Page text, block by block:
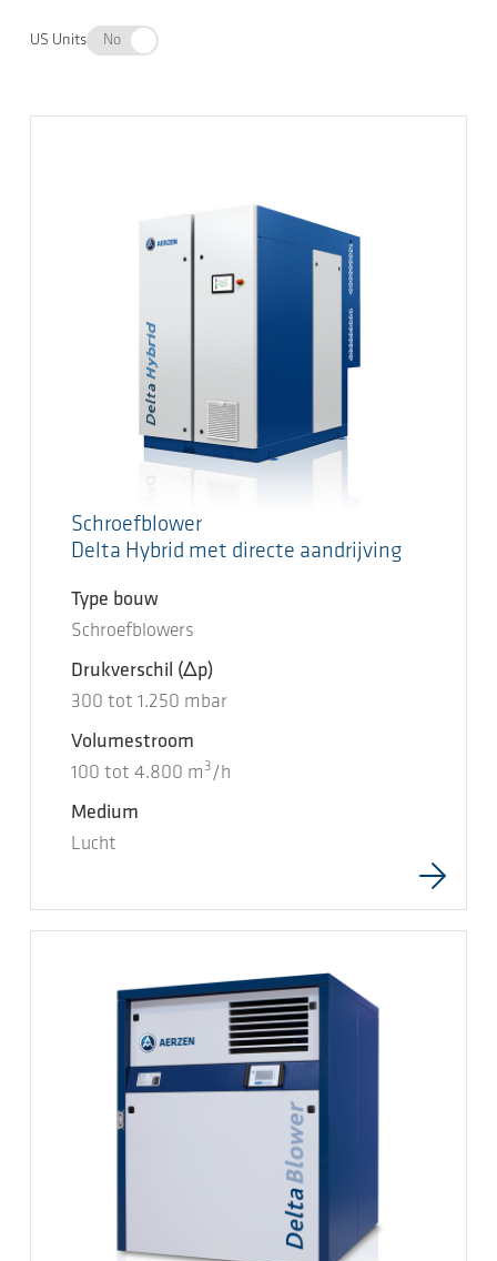
US Units No
Schroefblower
Delta Hybrid met directe aandrijving
Type bouw
Schroefblowers
Drukverschil (Δp)
300 tot 1.250 mbar
Volumestroom
100 tot 4.800 m 3 /h
Medium
Lucht